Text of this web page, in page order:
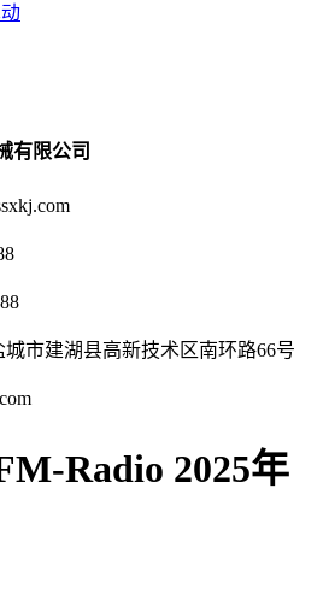
有限公司
市建湖县高新技术区南环路66号
Radio 2025年